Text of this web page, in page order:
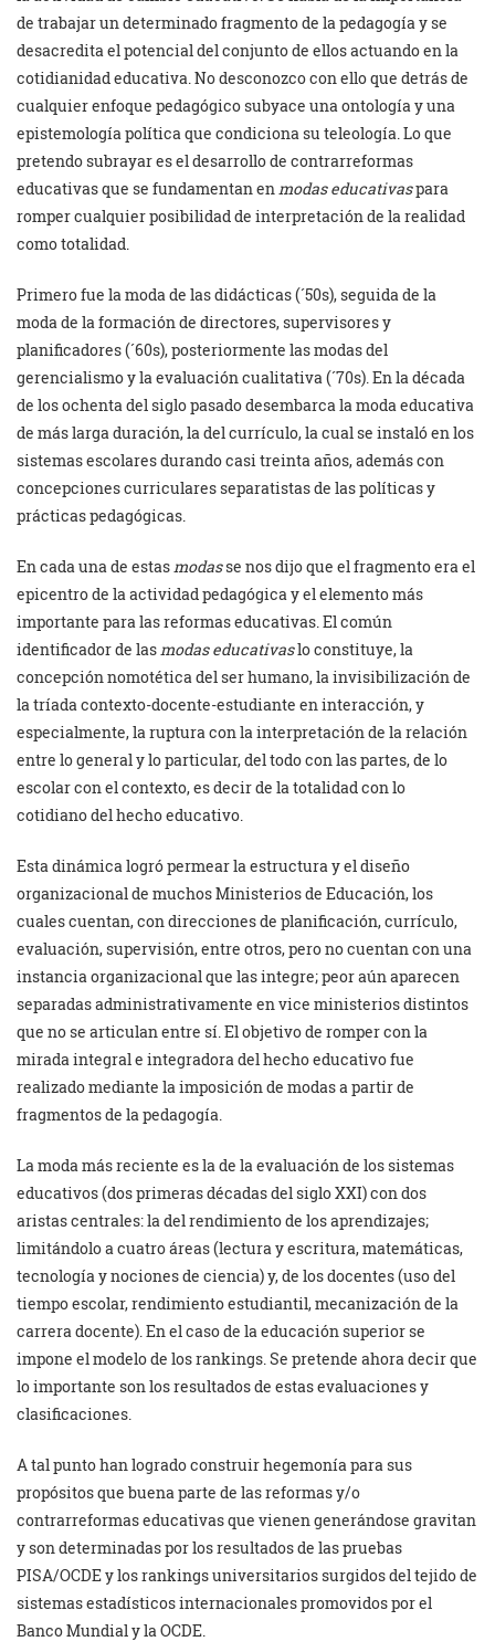
de trabajar un determinado fragmento de la pedagogía y se
desacredita el potencial del conjunto de ellos actuando en la
cotidianidad educativa. No desconozco con ello que detrás de
cualquier enfoque pedagógico subyace una ontología y una
epistemología política que condiciona su teleología. Lo que
pretendo subrayar es el desarrollo de contrarreformas
educativas que se fundamentan en modas educativaspara
romper cualquier posibilidad de interpretación de la realidad
como totalidad.
Primero fue la moda de las didácticas (´50s), seguida de la
moda de la formación de directores, supervisores y
planificadores (´60s), posteriormente las modas del
gerencialismo y la evaluación cualitativa (´70s). En la década
de los ochenta del siglo pasado desembarca la moda educativa
de más larga duración, la del currículo, la cual se instaló en los
sistemas escolares durando casi treinta años, además con
concepciones curriculares separatistas de las políticas y
prácticas pedagógicas.
En cada una de estas modasse nos dijo que el fragmento era el
epicentro de la actividad pedagógica y el elemento más
importante para las reformas educativas. El común
identificador de las modas educativaslo constituye, la
concepción nomotética del ser humano, la invisibilización de
la tríada contexto-docente-estudiante en interacción, y
especialmente, la ruptura con la interpretación de la relación
entre lo general y lo particular, del todo con las partes, de lo
escolar con el contexto, es decir de la totalidad con lo
cotidiano del hecho educativo.
Esta dinámica logró permear la estructura y el diseño
organizacional de muchos Ministerios de Educación, los
cuales cuentan, con direcciones de planificación, currículo,
evaluación, supervisión, entre otros, pero no cuentan con una
instancia organizacional que las integre; peor aún aparecen
separadas administrativamente en vice ministerios distintos
que no se articulan entre sí. El objetivo de romper con la
mirada integral e integradora del hecho educativo fue
realizado mediante la imposición de modas a partir de
fragmentos de la pedagogía.
La moda más reciente es la de la evaluación de los sistemas
educativos (dos primeras décadas del siglo XXI) con dos
aristas centrales: la del rendimiento de los aprendizajes;
limitándolo a cuatro áreas (lectura y escritura, matemáticas,
tecnología y nociones de ciencia) y, de los docentes (uso del
tiempo escolar, rendimiento estudiantil, mecanización de la
carrera docente). En el caso de la educación superior se
impone el modelo de los rankings. Se pretende ahora decir que
lo importante son los resultados de estas evaluaciones y
clasificaciones.
A tal punto han logrado construir hegemonía para sus
propósitos que buena parte de las reformas y/o
contrarreformas educativas que vienen generándose gravitan
y son determinadas por los resultados de las pruebas
PISA/OCDE y los rankings universitarios surgidos del tejido de
sistemas estadísticos internacionales promovidos por el
Banco Mundial y la OCDE.